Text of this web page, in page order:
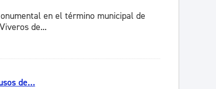
en el término municipal de
de...
de...